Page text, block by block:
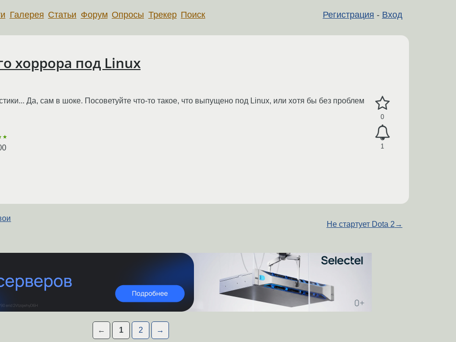
Регистрация - Вход
Галерея Статьи Форум Опросы Трекер Поиск
хоррора под Linux
0
1
Да, сам в шоке. Посоветуйте что-то такое, что выпущено под Linux, или хотя бы без проблем
Не стартует Dota 2 →
← 1 2 →